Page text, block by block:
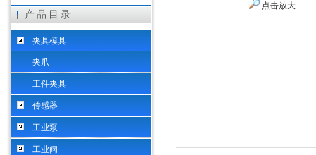
希而科工业控制设备（上海）有限公司
产品目录
夹具模具
夹爪
工件夹具
传感器
工业泵
工业阀
点击放大